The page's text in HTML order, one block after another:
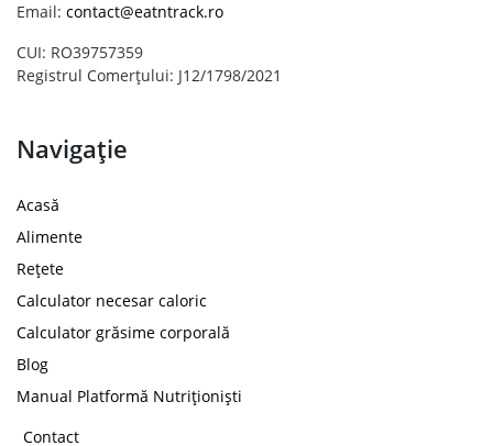
Email: contact@eatntrack.ro
CUI: RO39757359
Registrul Comerțului: J12/1798/2021
Navigație
Acasă
Alimente
Rețete
Calculator necesar caloric
Calculator grăsime corporală
Blog
Manual Platformă Nutriționiști
Contact